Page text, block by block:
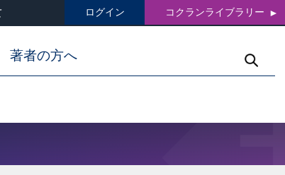
ログイン コクランライブラリー
著者の方へ